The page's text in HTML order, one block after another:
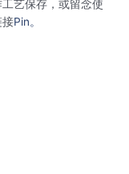
艺保存，或留念使
接Pin。